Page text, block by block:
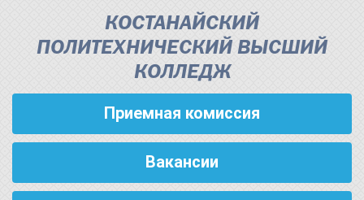
КОСТАНАЙСКИЙ
ПОЛИТЕХНИЧЕСКИЙ ВЫСШИЙ
КОЛЛЕДЖ
Приемная комиссия
Вакансии